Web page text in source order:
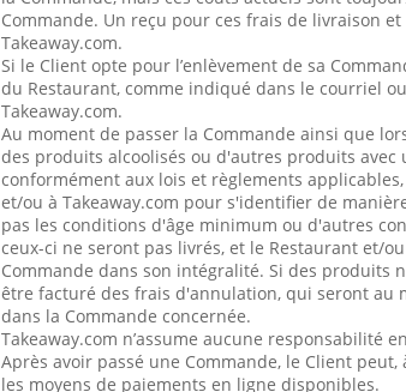
Commande. Un reçu pour ces frais de livraison
Takeaway.com.
Si le Client opte pour l’enlèvement de sa
du Restaurant, comme indiqué dans le courriel
Takeaway.com.
Au moment de passer la Commande ainsi que
des produits alcoolisés ou d'autres produits
conformément aux lois et règlements
et/ou à Takeaway.com pour s'identifier de
pas les conditions d'âge minimum ou d'autres
ceux-ci ne seront pas livrés, et le Restaurant et/
Commande dans son intégralité. Si des produits
être facturé des frais d'annulation, qui seront au
dans la Commande concernée.
Takeaway.com n’assume aucune responsabilité
Après avoir passé une Commande, le Client
les moyens de paiements en ligne disponibles.